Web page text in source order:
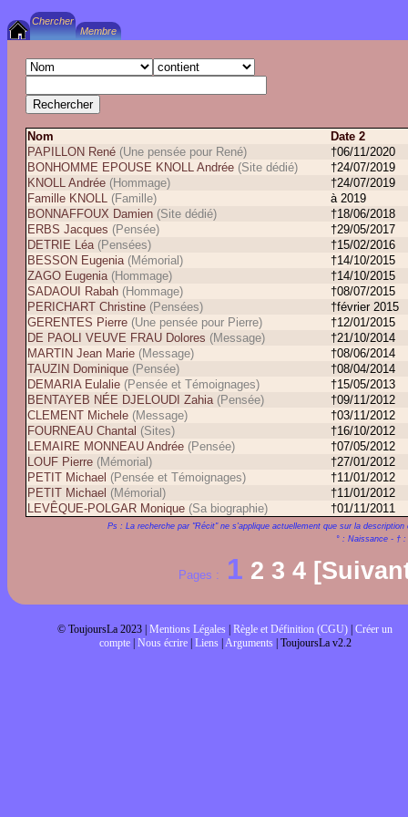
Nom
Date 2
PAPILLON René (Une pensée pour René)
†06/11/2020
BONHOMME EPOUSE KNOLL Andrée (Site dédié)
†24/07/2019
KNOLL Andrée (Hommage)
†24/07/2019
Famille KNOLL (Famille)
à 2019
BONNAFFOUX Damien (Site dédié)
†18/06/2018
ERBS Jacques (Pensée)
†29/05/2017
DETRIE Léa(Pensées)
†15/02/2016
BESSON Eugenia(Mémorial)
†14/10/2015
ZAGO Eugenia(Hommage)
†14/10/2015
SADAOUI Rabah (Hommage)
†08/07/2015
PERICHART Christine (Pensées)
†février 2015
GERENTES Pierre (Une pensée pour Pierre)
†12/01/2015
DE PAOLI VEUVE FRAU Dolores (Message)
†21/10/2014
MARTIN Jean Marie (Message)
†08/06/2014
TAUZIN Dominique (Pensée)
†08/04/2014
DEMARIA Eulalie (Pensée et Témoignages)
†15/05/2013
BENTAYEB NÉE DJELOUDI Zahia(Pensée)
†09/11/2012
CLEMENT Michele (Message)
†03/11/2012
FOURNEAU Chantal (Sites)
†16/10/2012
LEMAIRE MONNEAU Andrée (Pensée)
†07/05/2012
LOUF Pierre (Mémorial)
†27/01/2012
PETIT Michael (Pensée et Témoignages)
†11/01/2012
PETIT Michael (Mémorial)
†11/01/2012
LEVÊQUE-POLGAR Monique (Sa biographie) †01/11/2011
Ps : La recherche par "Récit" ne s'applique actuellement que sur la description
° : Naissance - †
Pages : 1 2 3 4
© ToujoursLa 2023 | Mentions Légales Règle et Définition (CGU) Créer un
compte| Nous écrire| Liens| Arguments| ToujoursLa v2.2